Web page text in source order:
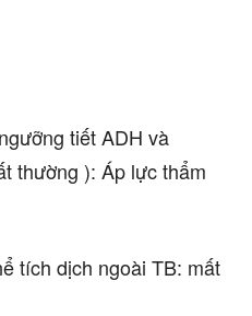
tiết ADH và
thường ): Áp lực thẩm
tích dịch ngoài TB: mất